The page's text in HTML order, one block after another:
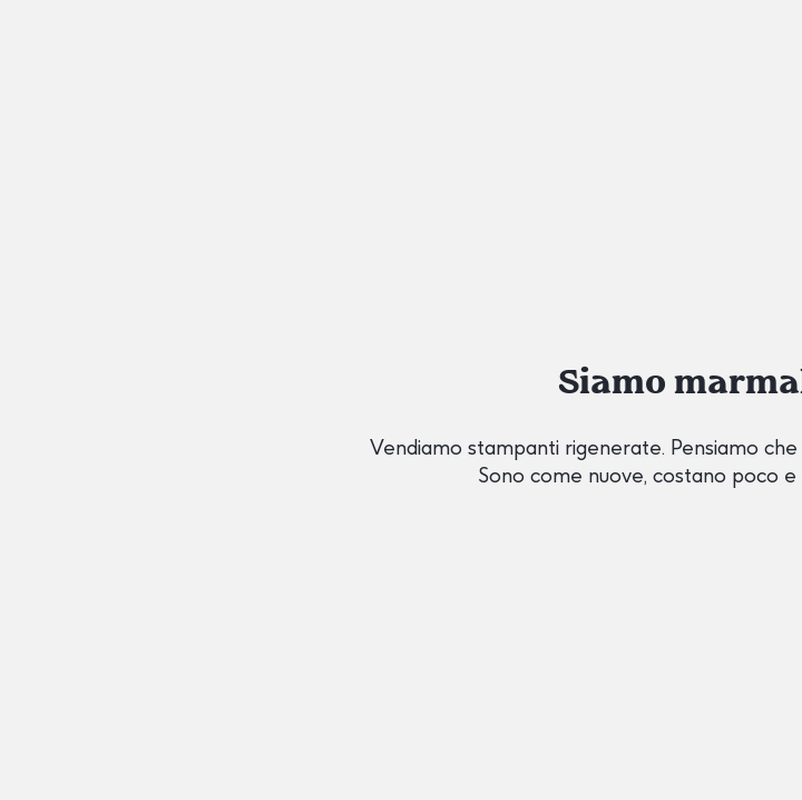
Siamo
Vendiamo stampanti rigenerate. Pensiamo che
Sono come nuove, costano poco